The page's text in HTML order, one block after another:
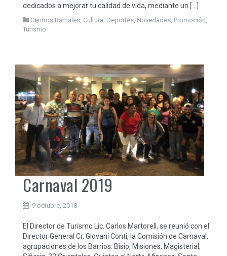
dedicados a mejorar tu calidad de vida, mediante un […]
Centros Barriales Cultura Deportes Novedades Promoción
Turismo
Carnaval 2019
9 octubre, 2018
El Director de Turismo Lic. Carlos Martorell, se reunió con el
Director General Cr. Giovani Conti, la Comisión de Carnaval,
agrupaciones de los Barrios: Bisio, Misiones, Magisterial,